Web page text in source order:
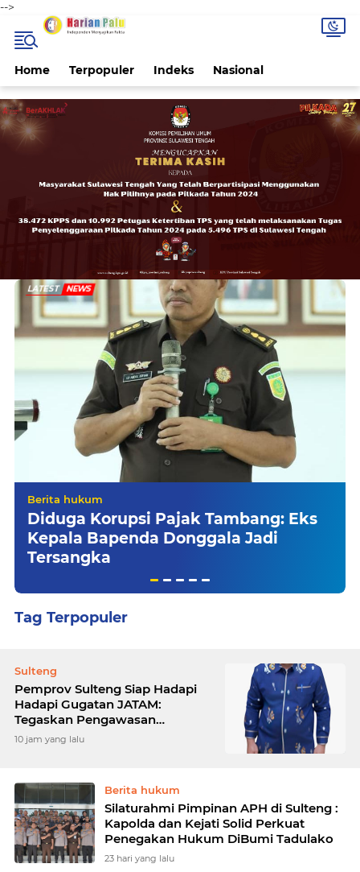
-->
Home Terpopuler Indeks Nasional
LATEST NEWS
Berita hukum
Diduga Korupsi Pajak Tambang: Eks
Kepala Bapenda Donggala Jadi
Tersangka
Tag Terpopuler
Sulteng
Pemprov Sulteng Siap Hadapi
Hadapi Gugatan JATAM:
Tegaskan Pengawasan
Lingkungan Sesuai Aturan
10 jam yang lalu
Berita hukum
Silaturahmi Pimpinan APH di Sulteng :
Kapolda dan Kejati Solid Perkuat
Penegakan Hukum DiBumi Tadulako
23 hari yang lalu